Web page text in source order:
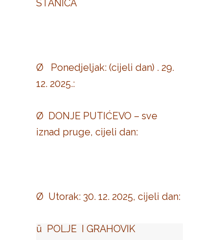
STANICA
Ø Ponedjeljak: (cijeli dan) . 29.
12. 2025.:
Ø DONJE PUTIĆEVO – sve
iznad pruge, cijeli dan:
Ø Utorak: 30. 12. 2025, cijeli dan:
ü POLJE I GRAHOVIK